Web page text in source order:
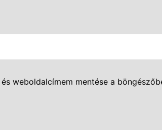
weboldalcímem mentése a